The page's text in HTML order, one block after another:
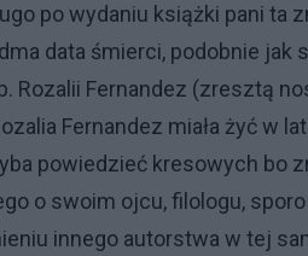
po wydaniu książki pani ta
data śmierci, podobnie
Rozalii Fernandez (zresztą
Fernandez miała żyć w
powiedzieć kresowych bo
o swoim ojcu, filologu,
innego autorstwa w tej